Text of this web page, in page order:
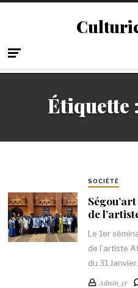
Étiquette :
SOCIÉTÉ
de
Le 1er
de l’artiste
du 31
Admin_cr